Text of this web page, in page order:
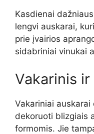
Kasdienai
lengvi auskarai,
prie įvairios
sidabriniai vinukai
Vakarinis
Vakariniai
dekoruoti blizgiais
formomis. Jie